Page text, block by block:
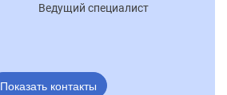
Ведущий специалист
Показать контакты